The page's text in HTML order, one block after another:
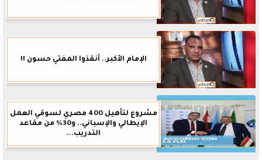
الإمام الأكبر.. أنقذوا المفتي حسون !!
مشروع لتأهيل 400 مصري لسوقي العمل
الإيطالي والإسباني.. و30% من مقاعد
التدريب...